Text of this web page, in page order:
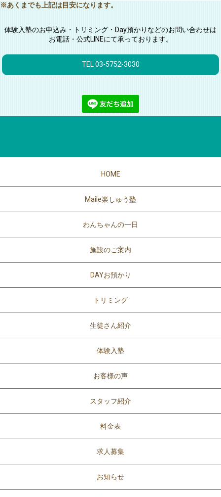
Maile楽しゅう塾
DAYお預かり
送迎サービス
※あくまでも上記は目安になります。
体験入塾のお申込み・トリミング・Day預かりなどのお問い合わせは
お電話・公式LINEにて承っております。
TEL 03-5752-3030
HOME
Maile楽しゅう塾
わんちゃんの一日
施設のご案内
DAYお預かり
トリミング
生徒さん紹介
体験入塾
お客様の声
スタッフ紹介
料金表
求人募集
お知らせ